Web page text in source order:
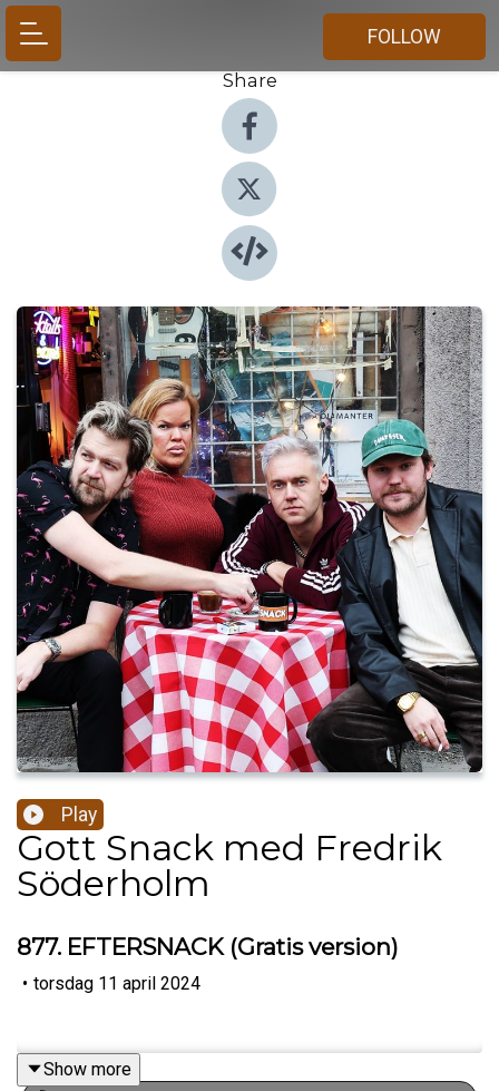
FOLLOW
Share
Play
Gott Snack med Fredrik
Söderholm
877. EFTERSNACK (Gratis version)
• torsdag 11 april 2024
Show more